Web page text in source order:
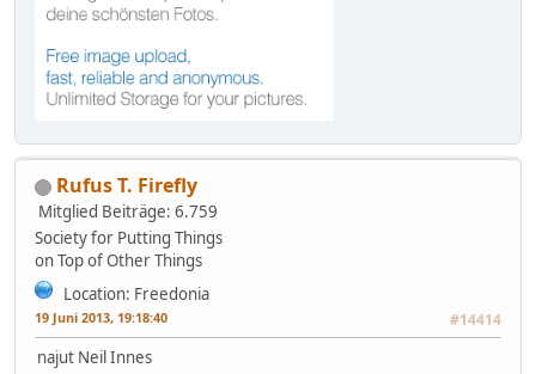
Rufus T. Firefly
Mitglied Beiträge: 6.759
Society for Putting Things
on Top of Other Things
Location: Freedonia
19 Juni 2013, 19:18:40 #14414
najut Neil Innes